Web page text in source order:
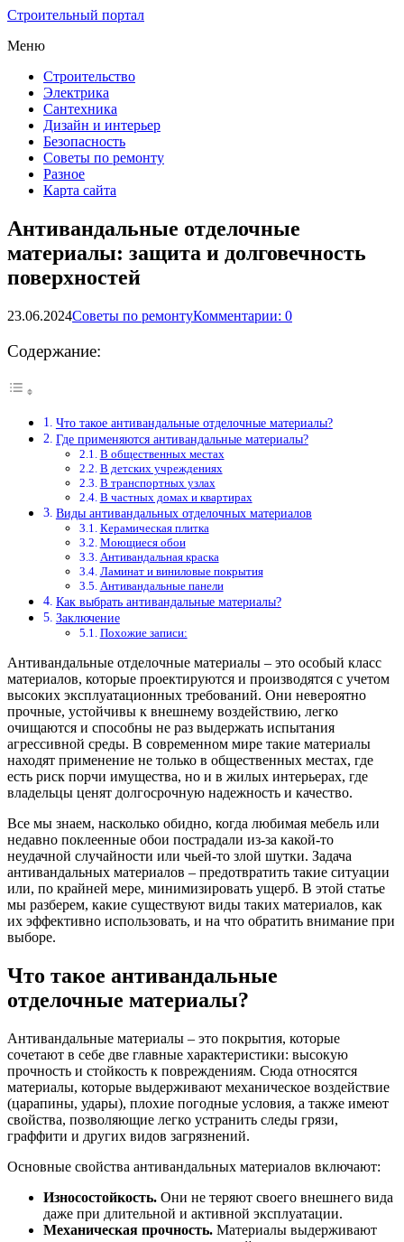
Строительный портал
Меню
Строительство
Электрика
Сантехника
Дизайн и интерьер
Безопасность
Советы по ремонту
Разное
Карта сайта
Антивандальные отделочные
материалы: защита и долговечность
поверхностей
23.06.2024Советы по ремонтуКомментарии: 0
Содержание:
Что такое антивандальные отделочные материалы?
Где применяются антивандальные материалы?
В общественных местах
В детских учреждениях
В транспортных узлах
В частных домах и квартирах
Виды антивандальных отделочных материалов
Керамическая плитка
Моющиеся обои
Антивандальная краска
Ламинат и виниловые покрытия
Антивандальные панели
Как выбрать антивандальные материалы?
Заключение
Похожие записи:
Антивандальные отделочные материалы – это особый класс
материалов, которые проектируются и производятся с учетом
высоких эксплуатационных требований. Они невероятно
прочные, устойчивы к внешнему воздействию, легко
очищаются и способны не раз выдержать испытания
агрессивной среды. В современном мире такие материалы
находят применение не только в общественных местах, где
есть риск порчи имущества, но и в жилых интерьерах, где
владельцы ценят долгосрочную надежность и качество.
Все мы знаем, насколько обидно, когда любимая мебель или
недавно поклеенные обои пострадали из-за какой-то
неудачной случайности или чьей-то злой шутки. Задача
антивандальных материалов – предотвратить такие ситуации
или, по крайней мере, минимизировать ущерб. В этой статье
мы разберем, какие существуют виды таких материалов, как
их эффективно использовать, и на что обратить внимание при
выборе.
Что такое антивандальные
отделочные материалы?
Антивандальные материалы – это покрытия, которые
сочетают в себе две главные характеристики: высокую
прочность и стойкость к повреждениям. Сюда относятся
материалы, которые выдерживают механическое воздействие
(царапины, удары), плохие погодные условия, а также имеют
свойства, позволяющие легко устранить следы грязи,
граффити и других видов загрязнений.
Основные свойства антивандальных материалов включают:
Износостойкость. Они не теряют своего внешнего вида
даже при длительной и активной эксплуатации.
Механическая прочность. Материалы выдерживают